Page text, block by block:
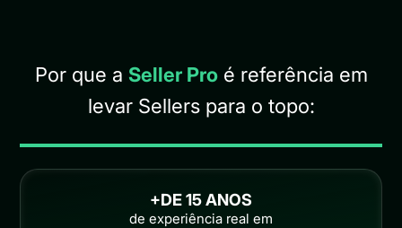
Por que a Seller Proé referência em
levar Sellers para o topo:
+DE 15 ANOS
de experiência real em